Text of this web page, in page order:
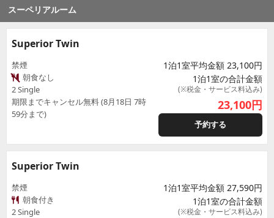
スーペリアルーム
Superior Twin
禁煙
朝食なし
2 Single
期限までキャンセル無料 (8月18日 7時
59分まで)
1泊1室平均金額 23,100円
1泊1室の合計金額
(※税金・サービス料込み)
23,100円
予約する
Superior Twin
禁煙
朝食付き
2 Single
1泊1室平均金額 27,590円
1泊1室の合計金額
(※税金・サービス料込み)